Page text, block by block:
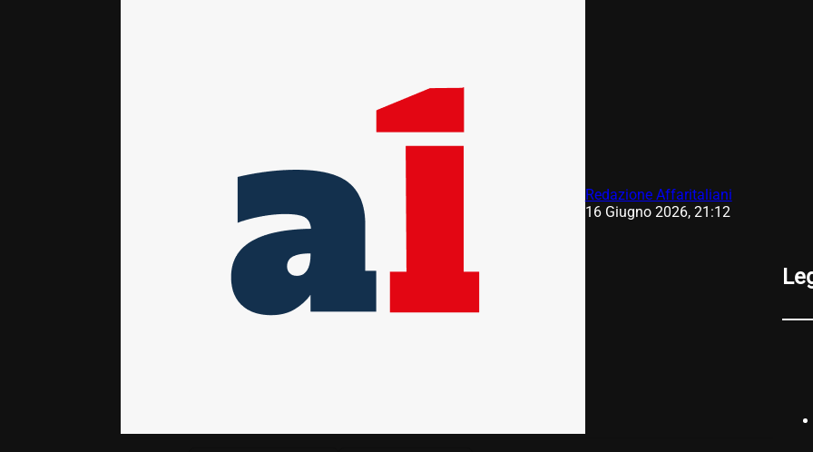
Redazione Affaritaliani
16 Giugno 2026, 21:12